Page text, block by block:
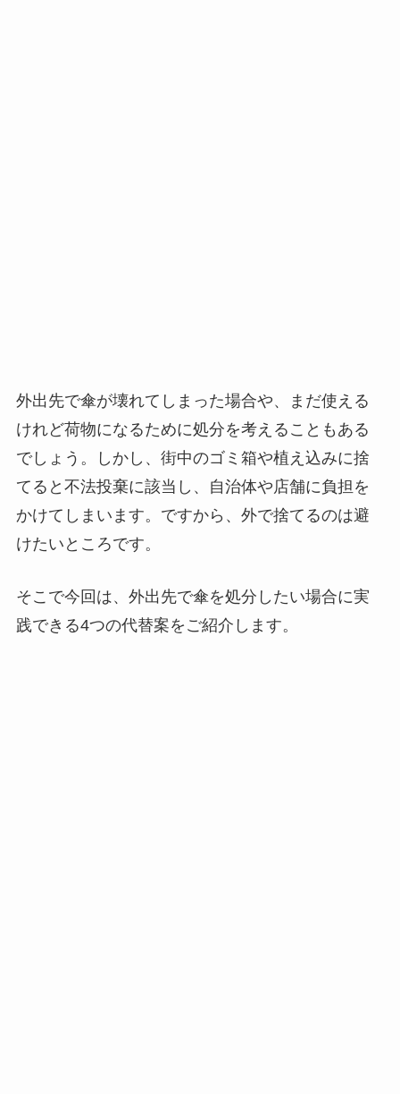
外出先で傘が壊れてしまった場合や、まだ使える
けれど荷物になるために処分を考えることもある
でしょう。しかし、街中のゴミ箱や植え込みに捨
てると不法投棄に該当し、自治体や店舗に負担を
かけてしまいます。ですから、外で捨てるのは避
けたいところです。
そこで今回は、外出先で傘を処分したい場合に実
践できる4つの代替案をご紹介します。